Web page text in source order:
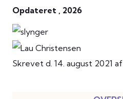
Opdateret , 2026
Skrevet d. 14. august 2021 af